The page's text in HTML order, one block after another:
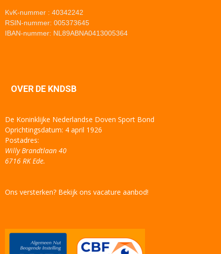
KvK-nummer : 40342242
RSIN-nummer: 005373645
IBAN-nummer: NL89ABNA0413005364
OVER DE KNDSB
De Koninklijke Nederlandse Doven Sport Bond
Oprichtingsdatum: 4 april 1926
Postadres:
Willy Brandtlaan 40
6716 RK Ede.
Ons versterken? Bekijk ons vacature aanbod!